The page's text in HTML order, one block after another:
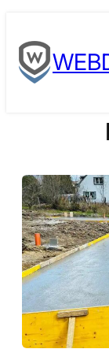
to
content